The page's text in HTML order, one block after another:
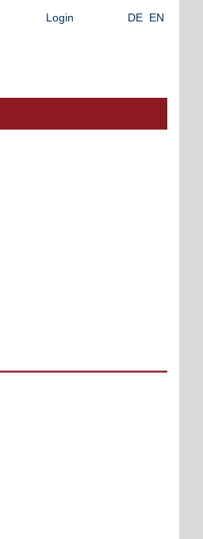
DE EN
Login